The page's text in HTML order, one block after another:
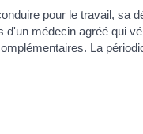
pour le travail, sa
médecin agréé qui
La